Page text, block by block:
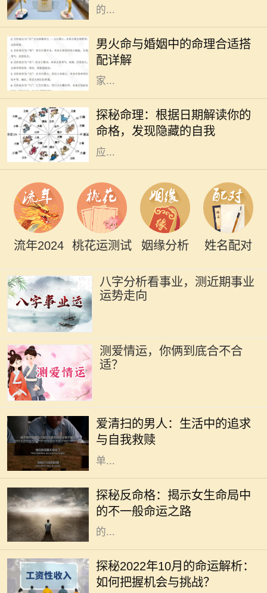
的...
男火命与婚姻中的命理合适搭
配详解
命理学在中国传统文化中占据着重要
的地位，尤其是在婚姻选择上。对于
男火命来说，选择合适的命理搭配非
常关键，这可以影响到感情的和谐与
家...
探秘命理：根据日期解读你的
命格，发现隐藏的自我
在中国传统文化中，命理学作为一门
古老的学问，深受人们的关注。每个
人的生辰八字、出生日期，都会对其
命格产生显著的影响。不同的日期对
应...
流年2024 桃花运测试 姻缘分析 姓名配对
八字分析看事业，测近期事业
运势走向
测爱情运，你俩到底合不合
适？
爱清扫的男人：生活中的追求
与自我救赎
注生活质量和内心的宁静。其中，有
一种特别的现象引起了我们的注意：
那些热爱清扫的男人。他们并不是简
单...
探秘反命格：揭示女生命局中
的不一般命运之路
在命理学中，命格通常是指一个人根
据其出生时间、地点所形成的命局。
然而，什么是反命格呢？简单来说，
反命格是指与传统命局形成鲜明对照
的...
探秘2022年10月的命运解析：
如何把握机会与挑战？
在瞬息万变的时代，掌握运势的变迁
对我们的生活、工作和人际关系都有
着不可忽视的影响。2022年10月，
正值秋季的深处，各种能量此起彼